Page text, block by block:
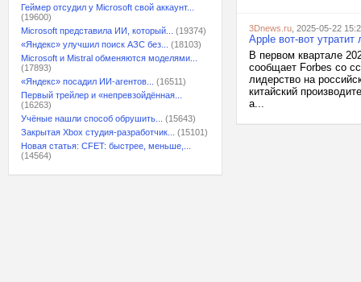
Геймер отсудил у Microsoft свой аккаунт...
(19600)
Microsoft представила ИИ, который...
(19374)
«Яндекс» улучшил поиск АЗС без...
(18103)
Microsoft и Mistral обменяются моделями...
(17893)
«Яндекс» посадил ИИ-агентов...
(16511)
Первый трейлер и «непревзойдённая...
(16263)
Учёные нашли способ обрушить...
(15643)
Закрытая Xbox студия-разработчик...
(15101)
Новая статья: CFET: быстрее, меньше,...
(14564)
3Dnews.ru , 2025-05-22
Apple вот-вот
В первом квартале
сообщает Forbes со
лидерство на
китайский
а...